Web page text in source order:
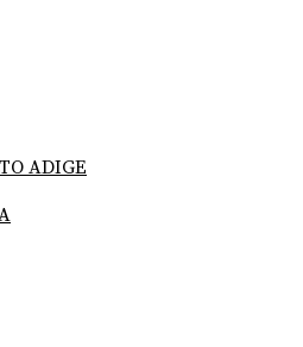
ADIGE